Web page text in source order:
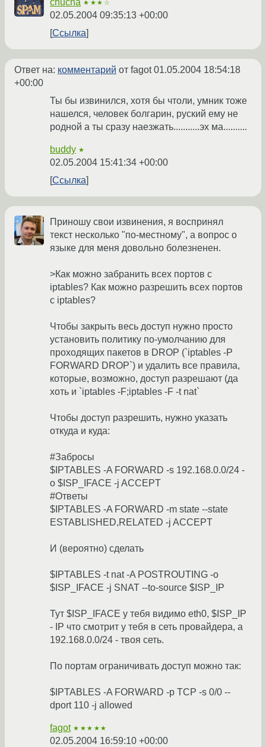
chucha ★★★☆
02.05.2004 09:35:13 +00:00
Ссылка
Ответ на: комментарий от fagot01.05.2004 18:54:18
+00:00
Ты бы извинился, хотя бы чтоли, умник тоже
нашелся, человек болгарин, руский ему не
родной а ты сразу наезжать...........эх ма..........
buddy ★
02.05.2004 15:41:34 +00:00
Ссылка
Приношу свои извинения, я воспринял
текст несколько "по-местному", а вопрос о
языке для меня довольно болезненен.
>Как можно забранить всех портов с
iptables? Как можно разрешить всех портов
с iptables?
Чтобы закрыть весь доступ нужно просто
установить политику по-умолчанию для
проходящих пакетов в DROP (`iptables -P
FORWARD DROP`) и удалить все правила,
которые, возможно, доступ разрешают (да
хоть и `iptables -F;iptables -F -t nat`
Чтобы доступ разрешить, нужно указать
откуда и куда:
#Забросы
$IPTABLES -A FORWARD -s 192.168.0.0/24 -
o $ISP_IFACE -j ACCEPT
#Ответы
$IPTABLES -A FORWARD -m state --state
ESTABLISHED,RELATED -j ACCEPT
И (вероятно) сделать
$IPTABLES -t nat -A POSTROUTING -o
$ISP_IFACE -j SNAT --to-source $ISP_IP
Тут $ISP_IFACE у тебя видимо eth0, $ISP_IP
- IP что смотрит у тебя в сеть провайдера, а
192.168.0.0/24 - твоя сеть.
По портам ограничивать доступ можно так:
$IPTABLES -A FORWARD -p TCP -s 0/0 --
dport 110 -j allowed
fagot ★★★★★
02.05.2004 16:59:10 +00:00